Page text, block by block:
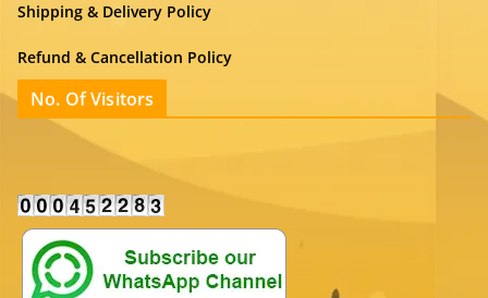
Shipping & Delivery Policy
Refund & Cancellation Policy
No. Of Visitors